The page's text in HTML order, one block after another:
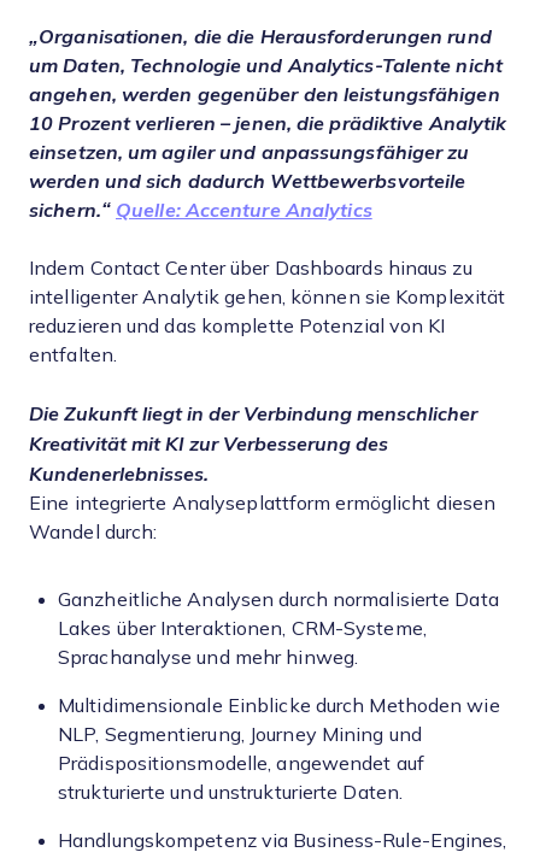
„Organisationen, die die Herausforderungen rund
um Daten, Technologie und Analytics-Talente nicht
angehen, werden gegenüber den leistungsfähigen
10 Prozent verlieren – jenen, die prädiktive Analytik
einsetzen, um agiler und anpassungsfähiger zu
werden und sich dadurch Wettbewerbsvorteile
sichern.“ Quelle: Accenture Analytics
Indem Contact Center über Dashboards hinaus zu
intelligenter Analytik gehen, können sie Komplexität
reduzieren und das komplette Potenzial von KI
entfalten.
Die Zukunft liegt in der Verbindung menschlicher
Kreativität mit KI zur Verbesserung des
Kundenerlebnisses.
Eine integrierte Analyseplattform ermöglicht diesen
Wandel durch:
Ganzheitliche Analysen durch normalisierte Data
Lakes über Interaktionen, CRM-Systeme,
Sprachanalyse und mehr hinweg.
Multidimensionale Einblicke durch Methoden wie
NLP, Segmentierung, Journey Mining und
Prädispositionsmodelle, angewendet auf
strukturierte und unstrukturierte Daten.
Handlungskompetenz via Business-Rule-Engines,